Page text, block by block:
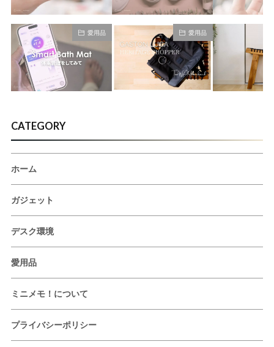
愛用品 愛用品
CATEGORY
ホーム
ガジェット
デスク環境
愛用品
ミニメモ！について
プライバシーポリシー